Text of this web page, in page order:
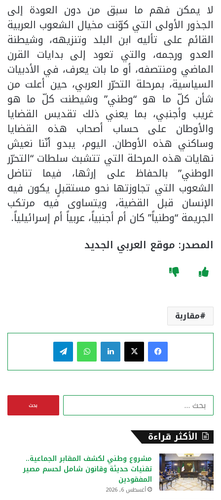
لا يمكن فهم ما سبق من دون العودة إلى
الجذور الأولى التي كوّنت مخيال الشعوب العربية
القائم على تأليه ابن البلد وتنزيهه، وشيطنة
العدو ورجمه، والتي تعود إلى بدايات القرن
الماضي ومنتصفه، أو ما بات يعرف، في الأدبيات
السياسية، بمرحلة التحرّر العربي، حين أعلت من
شأن كلّ ما هو “وطني” وشيطنت كلّ ما هو
غريب وأجنبي، بما يعني ذلك تقديس القضايا
والأوطان على حساب أصحاب هذه القضايا
وساكني هذه الأوطان. اليوم، يبدو أنّنا نعيش
نهايات هذه المرحلة التي تتشبث سلطات “التحرّر
الوطني” بالحفاظ على إرثها، فيما تناضل
الشعوب التي تجاوزتها نحو مستقبلٍ يكون فيه
الإنسان قبل القضية، ويتساوى فيه مرتكب
الجريمة “وطنياً” كان أم أجنبياً، عربياً أم إسرائيلياً.
المصدر: موقع العربي الجديد
مقاربة
فيسبوك لينكدإن واتساب
ن
الأكثر قراءة
مشروع وطني لكشف المقابر الجماعية..
تقنيات حديثة وقانون شامل لحسم مصير
المفقودين
أغسطس 6, 2026